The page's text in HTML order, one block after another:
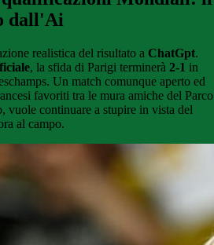
dall'Ai
realistica del risultato a ChatGpt.
, la sfida di Parigi terminerà 2-1 in
Un match comunque aperto ed
favoriti tra le mura amiche del Parco
vuole continuare a stupire in vista del
al campo.